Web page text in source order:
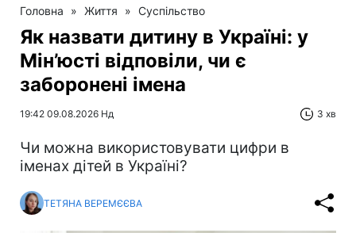
Головна » Життя » Суспільство
Як назвати дитину в Україні: у
Мін’юсті відповіли, чи є
заборонені імена
19:42 09.08.2026 Нд 3 хв
Чи можна використовувати цифри в
іменах дітей в Україні?
ТЕТЯНА ВЕРЕМЄЄВА